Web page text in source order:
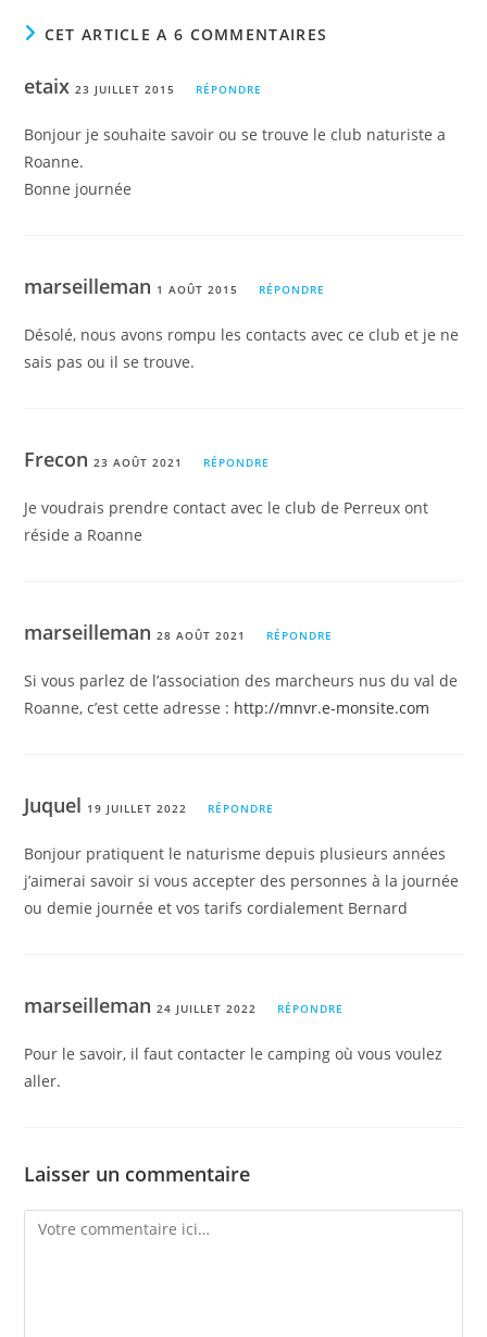
CET ARTICLE A 6 COMMENTAIRES
etaix23 JUILLET 2015 RÉPONDRE
Bonjour je souhaite savoir ou se trouve le club naturiste a
Roanne.
Bonne journée
marseilleman 1 AOÛT 2015 RÉPONDRE
Désolé, nous avons rompu les contacts avec ce club et je ne
sais pas ou il se trouve.
Frecon23 AOÛT 2021 RÉPONDRE
Je voudrais prendre contact avec le club de Perreux ont
réside a Roanne
marseilleman28 AOÛT 2021 RÉPONDRE
Si vous parlez de l’association des marcheurs nus du val de
Roanne, c’est cette adresse : http://mnvr.e-monsite.com
Juquel 19 JUILLET 2022 RÉPONDRE
Bonjour pratiquent le naturisme depuis plusieurs années
j’aimerai savoir si vous accepter des personnes à la journée
ou demie journée et vos tarifs cordialement Bernard
marseilleman24 JUILLET 2022 RÉPONDRE
Pour le savoir, il faut contacter le camping où vous voulez
aller.
Laisser un commentaire
Comment